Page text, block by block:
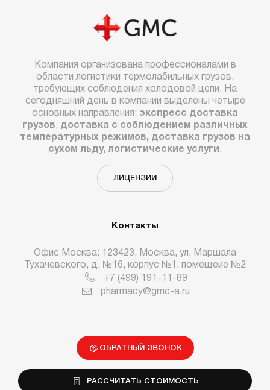
Компания организована профессионалами в
области логистики термолабильных грузов,
требующих соблюдения холодовой цепи. На
сегодняшний день в компании выделены четыре
основных направления: экспресс доставка
грузов, доставка с соблюдением различных
температурных режимов, доставка грузов на
сухом льду, логистические услуги .
ЛИЦЕНЗИИ
Контакты
Офис Москва: 123423, Москва, ул. Маршала
Тухачевского, д. №16, корпус №1, помещеие №2
+7 (499) 191-11-89
pharmacy@gmc-a.ru
ОБРАТНЫЙ ЗВОНОК
РАССЧИТАТЬ СТОИМОСТЬ